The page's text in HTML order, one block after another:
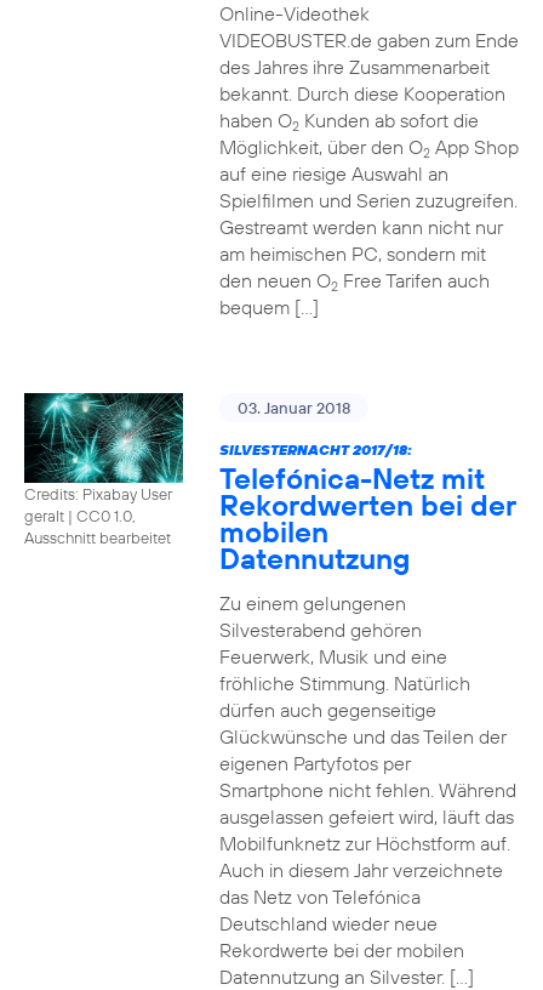
Online-Videothek
VIDEOBUSTER.de gaben zum Ende
des Jahres ihre Zusammenarbeit
bekannt. Durch diese Kooperation
haben O2Kunden ab sofort die
Möglichkeit, über den O2App Shop
auf eine riesige Auswahl an
Spielfilmen und Serien zuzugreifen.
Gestreamt werden kann nicht nur
am heimischen PC, sondern mit
den neuen O2Free Tarifen auch
bequem […]
Credits: Pixabay User
geralt | CC0 1.0,
Ausschnitt bearbeitet
03. Januar 2018
SILVESTERNACHT 2017/18:
Telefónica-Netz mit
Rekordwerten bei der
mobilen
Datennutzung
Zu einem gelungenen
Silvesterabend gehören
Feuerwerk, Musik und eine
fröhliche Stimmung. Natürlich
dürfen auch gegenseitige
Glückwünsche und das Teilen der
eigenen Partyfotos per
Smartphone nicht fehlen. Während
ausgelassen gefeiert wird, läuft das
Mobilfunknetz zur Höchstform auf.
Auch in diesem Jahr verzeichnete
das Netz von Telefónica
Deutschland wieder neue
Rekordwerte bei der mobilen
Datennutzung an Silvester. […]